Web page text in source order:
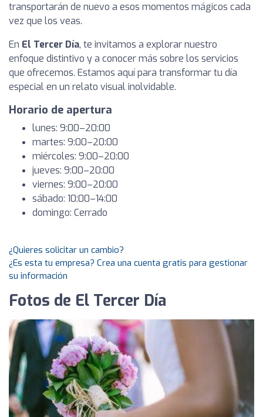
transportarán de nuevo a esos momentos mágicos cada
vez que los veas.
En El Tercer Día, te invitamos a explorar nuestro
enfoque distintivo y a conocer más sobre los servicios
que ofrecemos. Estamos aquí para transformar tu día
especial en un relato visual inolvidable.
Horario de apertura
lunes: 9:00–20:00
martes: 9:00–20:00
miércoles: 9:00–20:00
jueves: 9:00–20:00
viernes: 9:00–20:00
sábado: 10:00–14:00
domingo: Cerrado
¿Quieres solicitar un cambio?
¿Es esta tu empresa? Crea una cuenta gratis para gestionar
su información
Fotos de El Tercer Día